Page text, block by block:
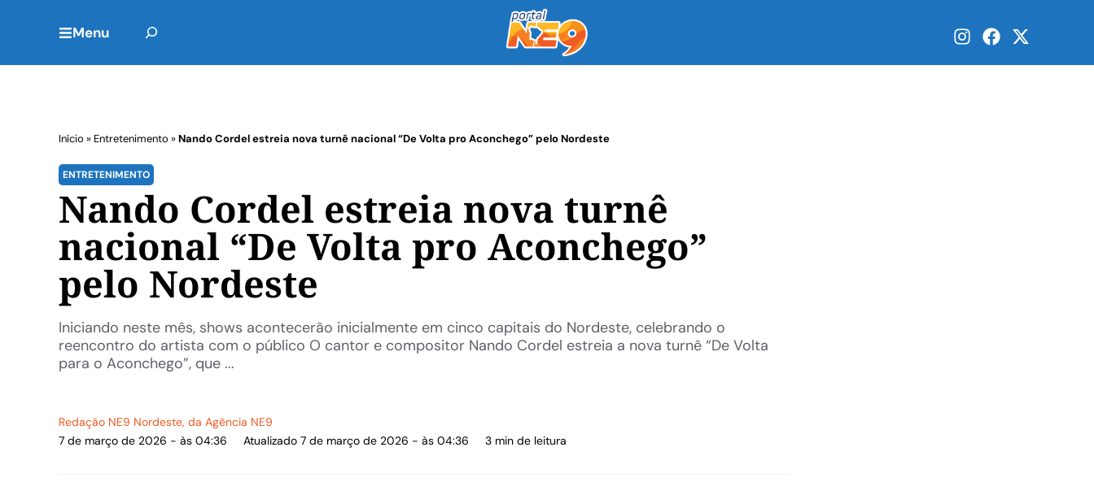
Menu
Início » Entretenimento »Nando Cordel estreia nova turnê nacional “De Volta pro Aconchego” pelo Nordeste
ENTRETENIMENTO
Nando Cordel estreia nova turnê
nacional “De Volta pro Aconchego”
pelo Nordeste
Iniciando neste mês, shows acontecerão inicialmente em cinco capitais do Nordeste, celebrando o
reencontro do artista com o público O cantor e compositor Nando Cordel estreia a nova turnê “De Volta
para o Aconchego”, que ...
Redação NE9 Nordeste, da Agência NE9
7 de março de 2026 - às 04:36
Atualizado 7 de março de 2026 - às 04:36 3 min de leitura